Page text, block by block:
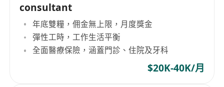
consultant
年底雙糧，佣金無上限，月度獎金
彈性工時，工作生活平衡
全面醫療保險，涵蓋門診、住院及牙科
$20K-40K/月